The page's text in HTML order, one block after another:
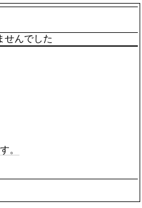
せんでした
。